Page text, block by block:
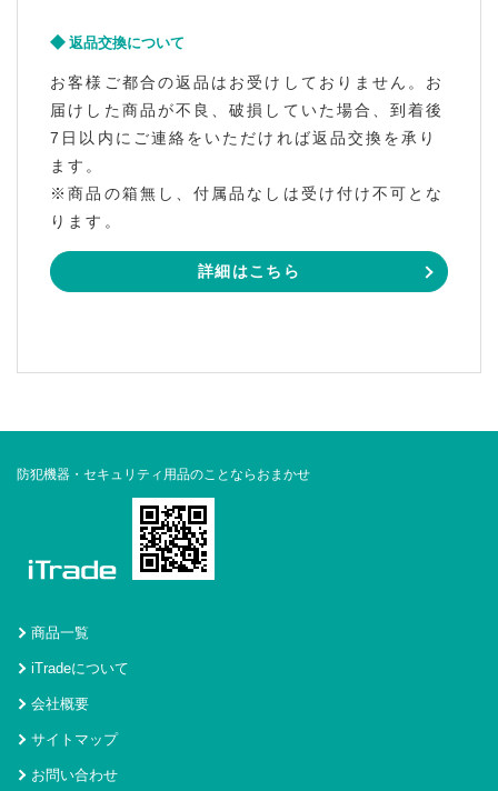
返品交換について
お客様ご都合の返品はお受けしておりません。お
届けした商品が不良、破損していた場合、到着後
7日以内にご連絡をいただければ返品交換を承り
ます。
※商品の箱無し、付属品なしは受け付け不可とな
ります。
詳細はこちら
防犯機器・セキュリティ用品のことならおまかせ
商品一覧
iTradeについて
会社概要
サイトマップ
お問い合わせ